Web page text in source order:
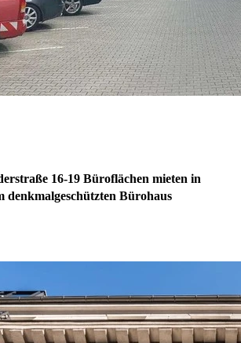
16-19 Büroflächen mieten in
denkmalgeschützten Bürohaus